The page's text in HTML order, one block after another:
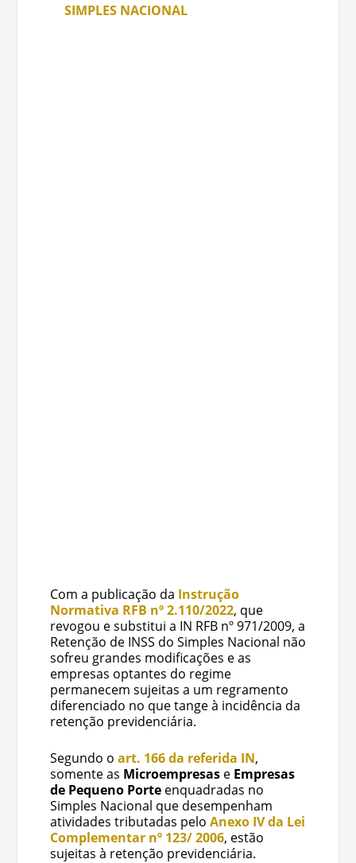
SIMPLES NACIONAL
Com a publicação da Instrução
Normativa RFB nº 2.110/2022, que
revogou e substitui a IN RFB nº 971/2009, a
Retenção de INSS do Simples Nacional não
sofreu grandes modificações e as
empresas optantes do regime
permanecem sujeitas a um regramento
diferenciado no que tange à incidência da
retenção previdenciária.
Segundo o art. 166 da referida IN,
somente as Microempresase Empresas
de Pequeno Porteenquadradas no
Simples Nacional que desempenham
atividades tributadas pelo Anexo IV da Lei
Complementar nº 123/ 2006, estão
sujeitas à retenção previdenciária.